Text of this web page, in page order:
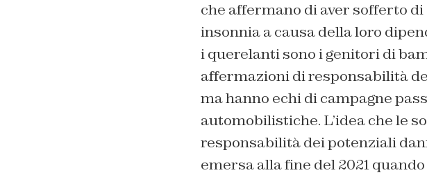
che affermano di aver sofferto
insonnia a causa della loro
i querelanti sono i genitori di
affermazioni di responsabilità
ma hanno echi di campagne
automobilistiche. L’idea che le
responsabilità dei potenziali
emersa alla fine del 2021